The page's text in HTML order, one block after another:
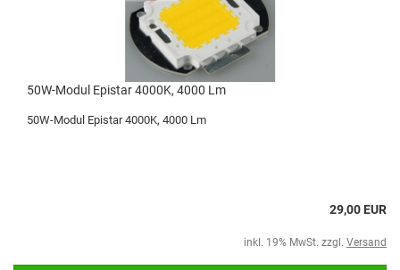
50W-Modul Epistar 4000K, 4000 Lm
50W-Modul Epistar 4000K, 4000 Lm
29,00 EUR
inkl. 19% MwSt. zzgl. Versand